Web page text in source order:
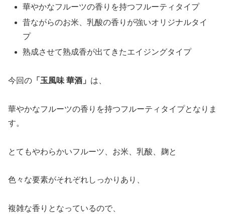
華やかなフルーツの香りを持つフルーティタイプ
昔ながらのお米、乳酸の香りが強いオリジナルタイ
プ
熟成させて熟成香が出てきたエイジングタイプ
今回の 「 玉風味 華酒 」 は、
華やかなフルーツの香りを持つフルーティタイプとなりま
す。
とてもやわらかいフルーツ、お米、乳酸、麹と
色々な要素がそれぞれしっかりあり、
複雑な香りとなっているので、